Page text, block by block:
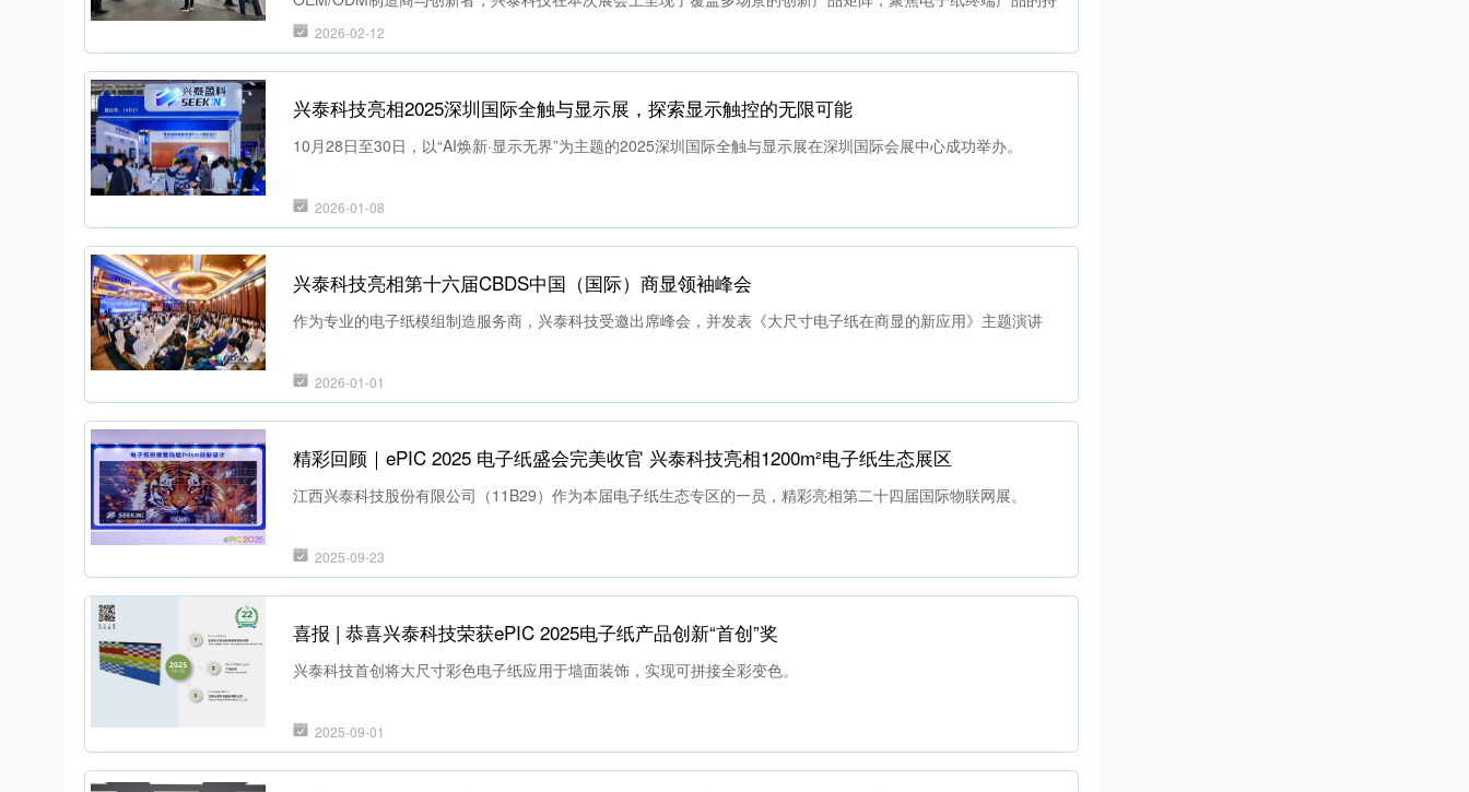
续升级与场景化应用，致力于为物联网、数字商业广告、阅读办公、智慧交通等领域提供完整解决方案与深度定制
服务。
2026-02-12
兴泰科技亮相2025深圳国际全触与显示展，探索显示触控的无限可能
10月28日至30日，以“AI焕新·显示无界”为主题的2025深圳国际全触与显示展在深圳国际会展中心成功举办。
2026-01-08
兴泰科技亮相第十六届CBDS中国（国际）商显领袖峰会
作为专业的电子纸模组制造服务商，兴泰科技受邀出席峰会，并发表《大尺寸电子纸在商显的新应用》主题演讲
2026-01-01
精彩回顾｜ePIC 2025 电子纸盛会完美收官 兴泰科技亮相1200m²电子纸生态展区
江西兴泰科技股份有限公司（11B29）作为本届电子纸生态专区的一员，精彩亮相第二十四届国际物联网展。
2025-09-23
喜报 | 恭喜兴泰科技荣获ePIC 2025电子纸产品创新“首创”奖
兴泰科技首创将大尺寸彩色电子纸应用于墙面装饰，实现可拼接全彩变色。
2025-09-01